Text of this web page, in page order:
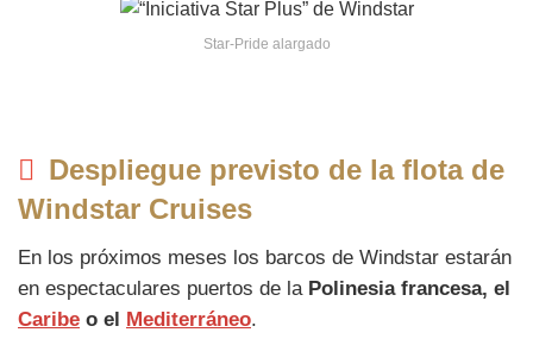
Star-Pride alargado
Despliegue previsto de la flota de
Windstar Cruises
En los próximos meses los barcos de Windstar estarán
en espectaculares puertos de la Polinesia francesa, el
Caribe o el Mediterráneo.